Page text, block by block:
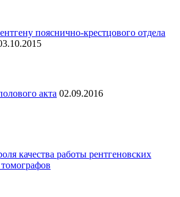
пояснично-крестцового отдела
акта 02.09.2016
качества работы рентгеновских